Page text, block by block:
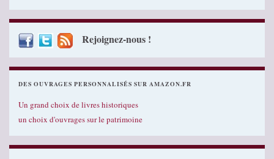
Rejoignez-nous !
DES OUVRAGES PERSONNALISÉS SUR AMAZON.FR
Un grand choix de livres historiques
un choix d'ouvrages sur le patrimoine